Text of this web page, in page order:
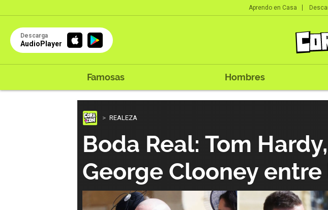
Aprendo en Casa
Descarga
AudioPlayer
Famosas Hombres
REALEZA
Boda Real: Tom
George Clooney